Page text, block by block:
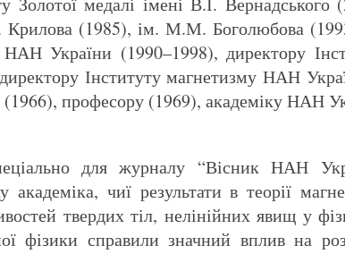
(1985), ім. М.М. Боголюбова
України (1990–1998), директору
Інституту магнетизму НАН
професору (1969), академіку НАН
для журналу “Вісник НАН
чиї результати в теорії
твердих тіл, нелінійних явищ у
фізики справили значний вплив на